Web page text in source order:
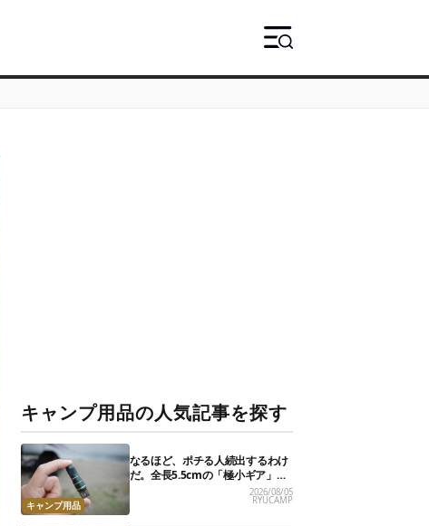
キャンプ用品の人気記事を探す
キャンプ用品
なるほど、ポチる人続出するわけ
だ。全長5.5cmの「極小ギア」を
使って分かったほんとの魅力2026/08/05
RYUCAMP